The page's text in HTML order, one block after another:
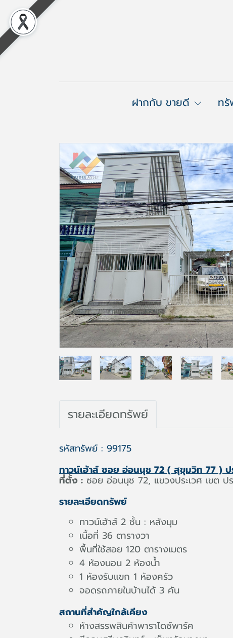
ฝากกับ ขายดี ทรั
รายละเอียดทรัพย์
รหัสทรัพย์ : 99175
ทาวน์เฮ้าส์ ซอย อ่อนนุช 72 ( สุขุมวิท 77 ) ป
ที่ตั้ง : ซอย อ่อนนุช 72, แขวงประเวศ เขต ป
รายละเอียดทรัพย์
ทาวน์เฮ้าส์ 2 ชั้น : หลังมุม
เนื้อที่ 36 ตารางวา
พื้นที่ใช้สอย 120 ตารางเมตร
4 ห้องนอน 2 ห้องน้ำ
1 ห้องรับแขก 1 ห้องครัว
จอดรถภายในบ้านได้ 3 คัน
สถานที่สำคัญใกล้เคียง
ห้างสรรพสินค้าพาราไดซ์พาร์ค